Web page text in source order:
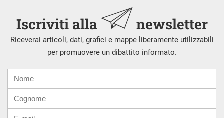
Iscriviti alla newsletter
Riceverai articoli, dati, grafici e mappe liberamente utilizzabili
per promuovere un dibattito informato.
mail